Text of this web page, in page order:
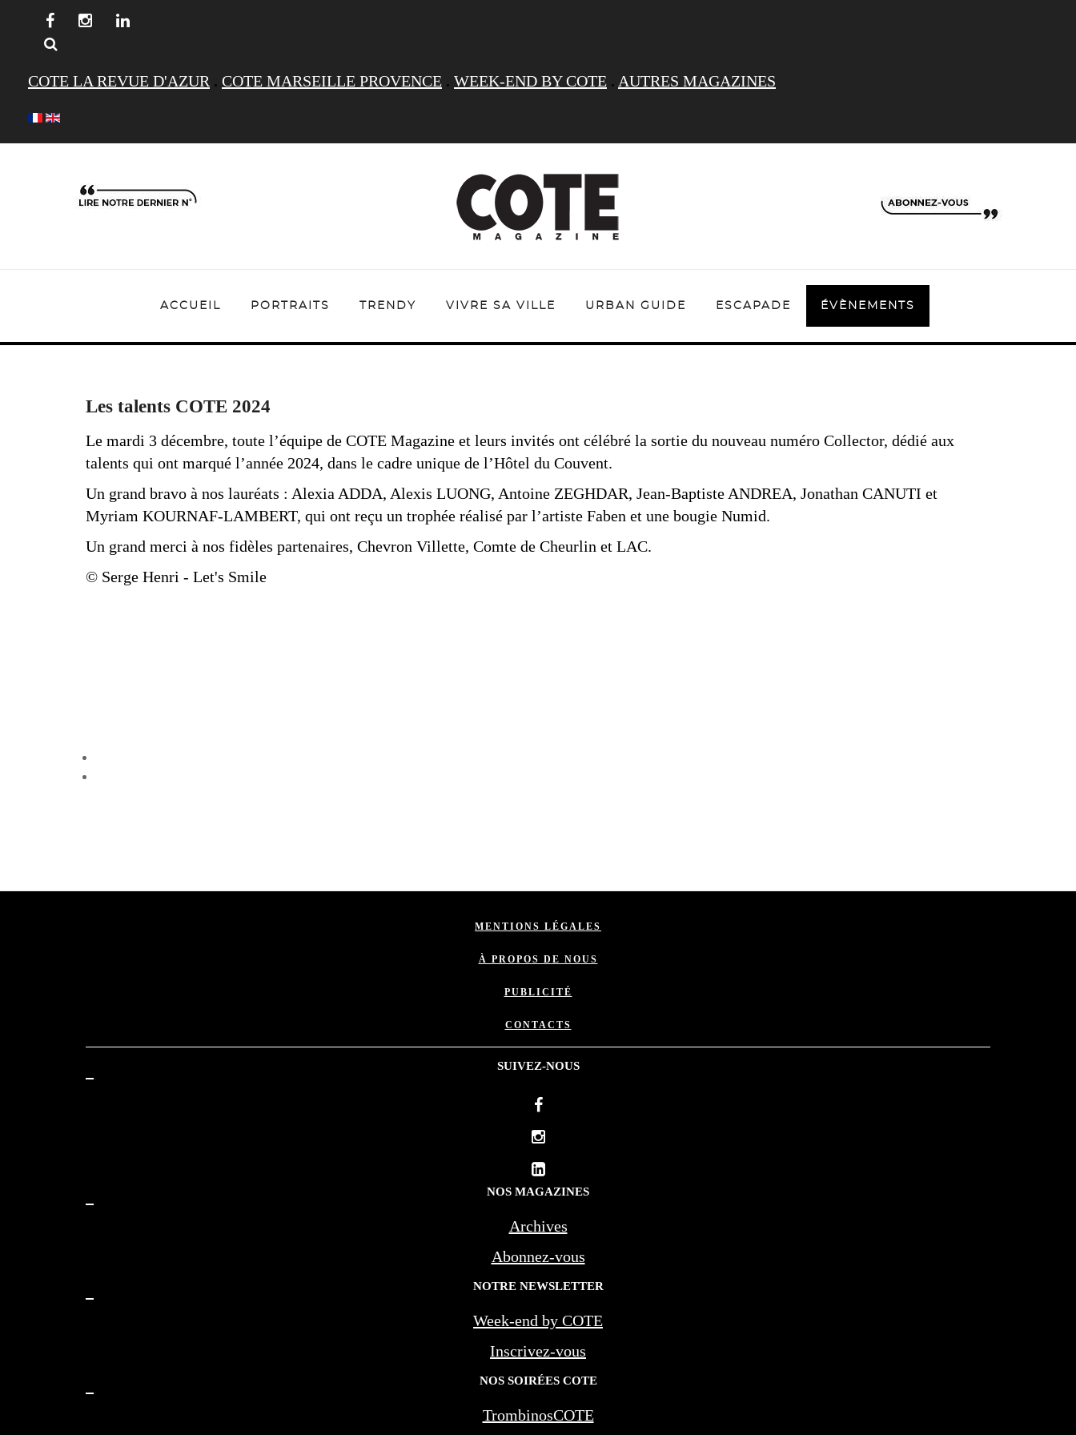
COTE LA REVUE D'AZUR . COTE MARSEILLE PROVENCE . WEEK-END BY COTE . AUTRES MAGAZINES
ACCUEIL PORTRAITS TRENDY VIVRE SA VILLE URBAN GUIDE ESCAPADE ÉVÈNEMENTS
Les talents COTE 2024
Le mardi 3 décembre, toute l’équipe de COTE Magazine et leurs invités ont célébré la sortie du nouveau numéro Collector, dédié aux
talents qui ont marqué l’année 2024, dans le cadre unique de l’Hôtel du Couvent.
Un grand bravo à nos lauréats : Alexia ADDA, Alexis LUONG, Antoine ZEGHDAR, Jean-Baptiste ANDREA, Jonathan CANUTI et
Myriam KOURNAF-LAMBERT, qui ont reçu un trophée réalisé par l’artiste Faben et une bougie Numid.
Un grand merci à nos fidèles partenaires, Chevron Villette, Comte de Cheurlin et LAC.
© Serge Henri - Let's Smile
MENTIONS LÉGALES
À PROPOS DE NOUS
PUBLICITÉ
CONTACTS
SUIVEZ-NOUS
NOS MAGAZINES
Archives
Abonnez-vous
NOTRE NEWSLETTER
Week-end by COTE
Inscrivez-vous
NOS SOIRÉES COTE
TrombinosCOTE